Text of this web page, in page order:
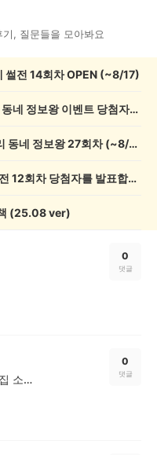
, 질문들을 모아봐요
썰전 14회차 OPEN (~8/17)
💰[당첨자 발표] 26회차 우리 동네 정보왕 이벤트 당첨자를 발표합니다!
💸 전원 2,000캐시 지급! 우리 동네 정보왕 27회차 (~8/10)
💰[당첨자 발표] 우리 동네 썰전 12회차 당첨자를 발표합니다!
(25.08 ver)
0
댓글
웨이팅 가치가 있었던 암사동 동네맛집 소원이네조개불고기
0
댓글